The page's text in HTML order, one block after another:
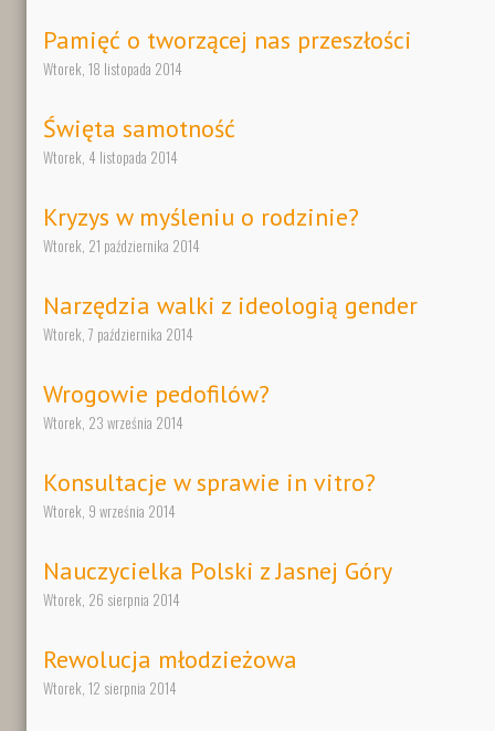
Pamięć o tworzącej nas przeszłości
Wtorek, 18 listopada 2014
Święta samotność
Wtorek, 4 listopada 2014
Kryzys w myśleniu o rodzinie?
Wtorek, 21 października 2014
Narzędzia walki z ideologią gender
Wtorek, 7 października 2014
Wrogowie pedofilów?
Wtorek, 23 września 2014
Konsultacje w sprawie in vitro?
Wtorek, 9 września 2014
Nauczycielka Polski z Jasnej Góry
Wtorek, 26 sierpnia 2014
Rewolucja młodzieżowa
Wtorek, 12 sierpnia 2014